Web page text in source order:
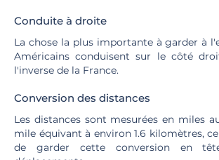
Conduite à droite
La chose la plus importante à garder à
Américains conduisent sur le côté
l'inverse de la France.
Conversion des distances
Les distances sont mesurées en miles
mile équivant à environ 1.6 kilomètres,
de garder cette conversion en